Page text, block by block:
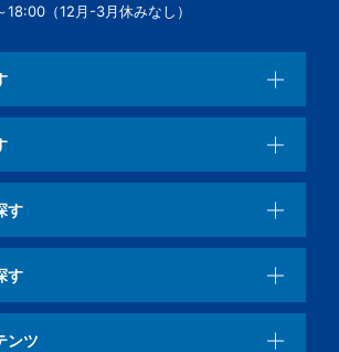
（12月-3月休みなし）
す
す
ンツ